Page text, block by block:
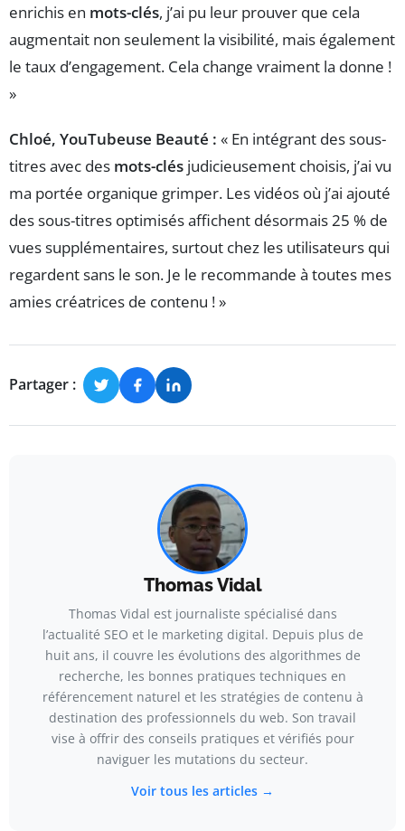
enrichis en mots-clés, j’ai pu leur prouver que cela
augmentait non seulement la visibilité, mais également
le taux d’engagement. Cela change vraiment la donne !
»
Chloé, YouTubeuse Beauté : « En intégrant des sous-
titres avec des mots-clés judicieusement choisis, j’ai vu
ma portée organique grimper. Les vidéos où j’ai ajouté
des sous-titres optimisés affichent désormais 25 % de
vues supplémentaires, surtout chez les utilisateurs qui
regardent sans le son. Je le recommande à toutes mes
amies créatrices de contenu ! »
Partager :
Thomas Vidal
Thomas Vidal est journaliste spécialisé dans
l’actualité SEO et le marketing digital. Depuis plus de
huit ans, il couvre les évolutions des algorithmes de
recherche, les bonnes pratiques techniques en
référencement naturel et les stratégies de contenu à
destination des professionnels du web. Son travail
vise à offrir des conseils pratiques et vérifiés pour
naviguer les mutations du secteur.
Voir tous les articles →